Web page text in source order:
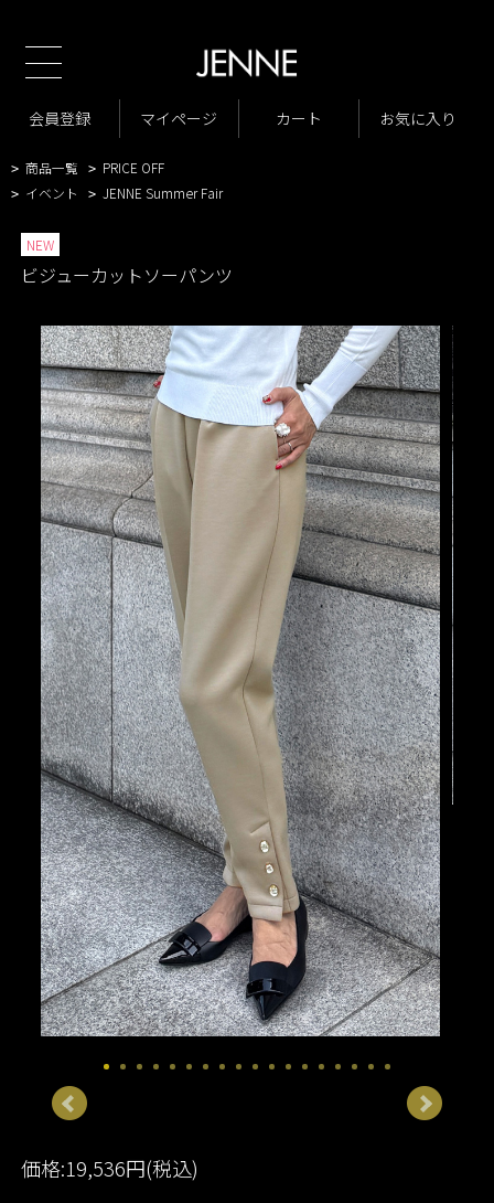
会員登録 マイページ カート お気に入り
TOP
商品一覧 > New Arrivals
VARIATION LIST2 ビジューカットソーパンツ
> 商品一覧 > PRICE OFF
> イベント > JENNE Summer Fair
NEW
ビジューカットソーパンツ
価格:19,536円(税込)